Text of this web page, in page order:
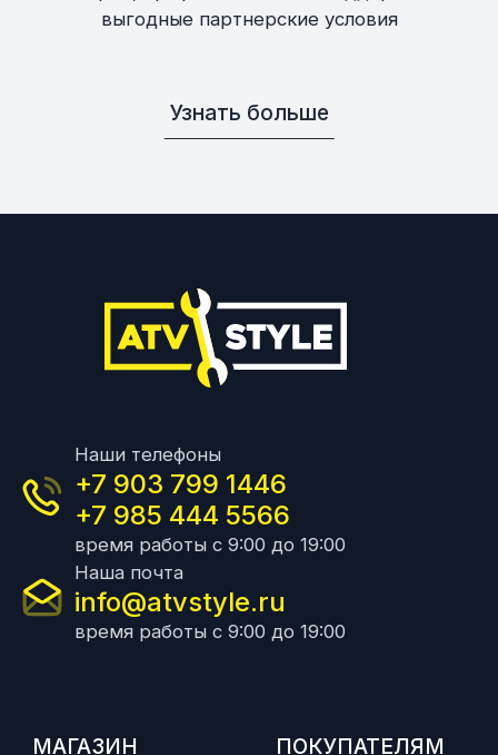
выгодные партнерские условия
Узнать больше
Наши телефоны
+7 903 799 1446
+7 985 444 5566
время работы с 9:00 до 19:00
Наша почта
info@atvstyle.ru
время работы с 9:00 до 19:00
МАГАЗИН ПОКУПАТЕЛЯМ